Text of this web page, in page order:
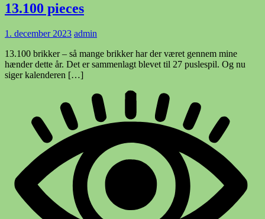
13.100 pieces
1. december 2023 admin
13.100 brikker – så mange brikker har der været gennem mine
hænder dette år. Det er sammenlagt blevet til 27 puslespil. Og nu
siger kalenderen […]